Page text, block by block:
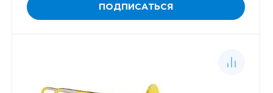
ПОДПИСАТЬСЯ